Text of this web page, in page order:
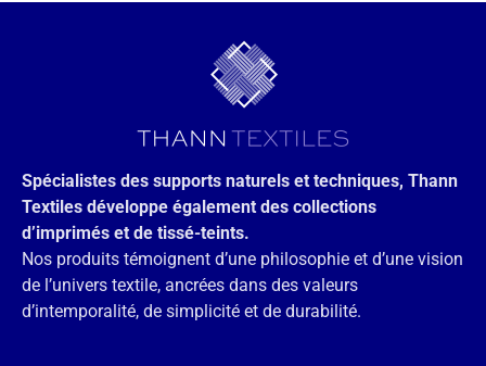
Spécialistes des supports naturels et techniques, Thann
Textiles développe également des collections
d’imprimés et de tissé-teints.
Nos produits témoignent d’une philosophie et d’une vision
de l’univers textile, ancrées dans des valeurs
d’intemporalité, de simplicité et de durabilité.